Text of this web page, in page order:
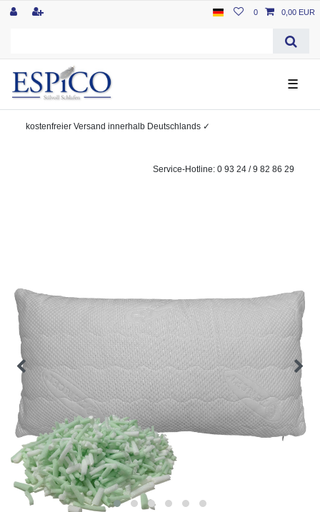
0 0,00 EUR
☰
kostenfreier Versand innerhalb Deutschlands ✓
Service-Hotline: 0 93 24 / 9 82 86 29